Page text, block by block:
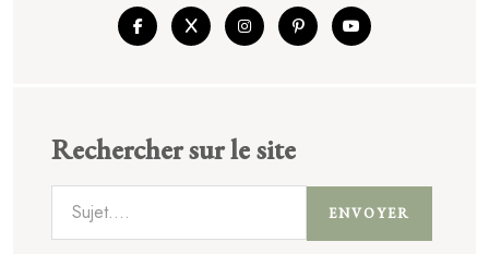
Rechercher sur le site
ENVOYER